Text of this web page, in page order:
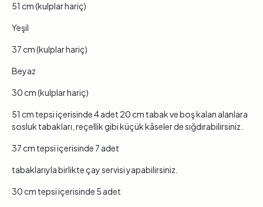
51 cm (kulplar hariç)
Yeşil
37 cm (kulplar hariç)
Beyaz
30 cm (kulplar hariç)
51 cm tepsi içerisinde 4 adet 20 cm tabak ve boş kalan alanlara
sosluk tabakları, reçellik gibi küçük kâseler de sığdırabilirsiniz.
37 cm tepsi içerisinde 7 adet
tabaklarıyla birlikte çay servisi yapabilirsiniz.
30 cm tepsi içerisinde 5 adet